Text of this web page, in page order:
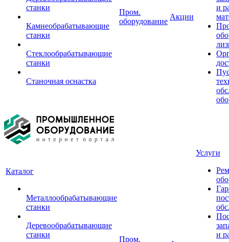
станки
Камнеобрабатывающие
станки
Стеклообрабатывающие
станки
Станочная оснастка
Пром.
оборудование
Акции
и
Каталог
Металлообрабатывающие
станки
Деревообрабатывающие
станки
Пром.
Услуги
и